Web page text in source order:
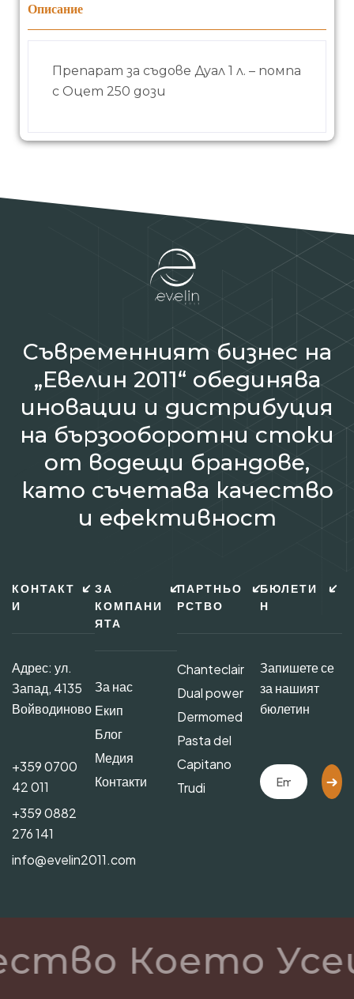
Описание
Препарат за съдове Дуал 1 л. – помпа
с Оцет 250 дози
Съвременният бизнес на
„Евелин 2011“ обединява
иновации и дистрибуция
на бързооборотни стоки
от водещи брандове,
като съчетава качество
и ефективност
КОНТАКТ
И
Адрес: ул.
Запад, 4135
Войводиново
+359 0700
42 011
+359 0882
276 141
info@evelin2011.com
ЗА
КОМПАНИ
ЯТА
За нас
Екип
Блог
Медия
Контакти
ПАРТНЬО
РСТВО
Chanteclair
Dual power
Dermomed
Pasta del
Capitano
Trudi
БЮЛЕТИ
Н
Запишете се
за нашият
бюлетин
Което